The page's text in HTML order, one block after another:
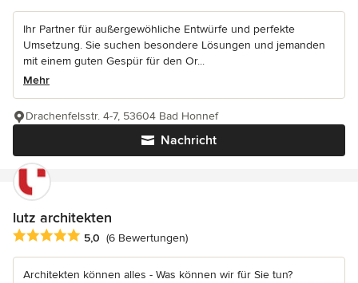
Ihr Partner für außergewöhliche Entwürfe und perfekte
Umsetzung. Sie suchen besondere Lösungen und jemanden
mit einem guten Gespür für den Or...
Mehr
Nachricht
Drachenfelsstr. 4-7, 53604 Bad Honnef
lutz architekten
Durchschnittliche Bewertung: 5 von 5 Sternen
5,0 (6 Bewertungen)
Architekten können alles - Was können wir für Sie tun?